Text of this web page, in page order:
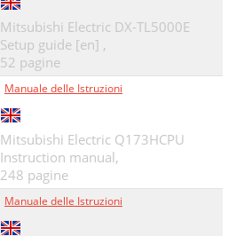
Mitsubishi Electric DX-TL5000E
Setup guide [en] ,
52 pagine
Manuale delle Istruzioni
Mitsubishi Electric Q173HCPU
Instruction manual,
248 pagine
Manuale delle Istruzioni